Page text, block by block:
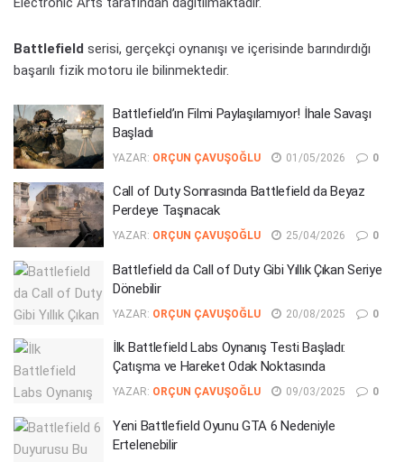
Battlefield serisi, gerçekçi oynanışı ve içerisinde barındırdığı
başarılı fizik motoru ile bilinmektedir.
Battlefield’ın Filmi Paylaşılamıyor! İhale Savaşı
Başladı
YAZAR: ORÇUN ÇAVUŞOĞLU 01/05/2026 0
Call of Duty Sonrasında Battlefield da Beyaz
Perdeye Taşınacak
YAZAR: ORÇUN ÇAVUŞOĞLU 25/04/2026 0
Battlefield da Call of Duty Gibi Yıllık Çıkan Seriye
Dönebilir
YAZAR: ORÇUN ÇAVUŞOĞLU 20/08/2025 0
İlk Battlefield Labs Oynanış Testi Başladı:
Çatışma ve Hareket Odak Noktasında
YAZAR: ORÇUN ÇAVUŞOĞLU 09/03/2025 0
Yeni Battlefield Oyunu GTA 6 Nedeniyle
Ertelenebilir